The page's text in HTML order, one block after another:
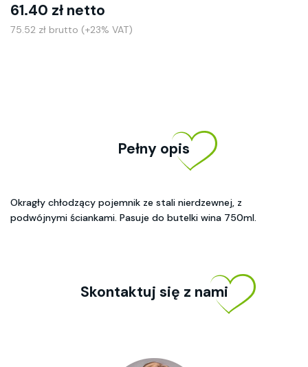
61.40 zł netto
75.52 zł brutto (+23% VAT)
Pełny opis
Okragły chłodzący pojemnik ze stali nierdzewnej, z
podwójnymi ściankami. Pasuje do butelki wina 750ml.
Skontaktuj się z nami